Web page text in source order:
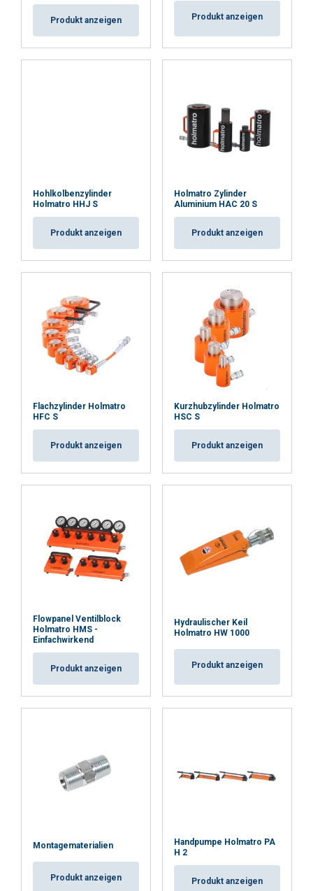
Produkt anzeigen Produkt anzeigen
Hohlkolbenzylinder
Holmatro HHJ S
Produkt anzeigen
Holmatro Zylinder
Aluminium HAC 20 S
Produkt anzeigen
Flachzylinder Holmatro
HFC S
Produkt anzeigen
Kurzhubzylinder Holmatro
HSC S
Produkt anzeigen
Flowpanel Ventilblock
Holmatro HMS -
Einfachwirkend
Produkt anzeigen
Hydraulischer Keil
Holmatro HW 1000
Produkt anzeigen
Montagematerialien
Produkt anzeigen
Handpumpe Holmatro PA
H 2
Produkt anzeigen